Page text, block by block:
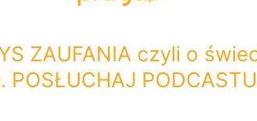
ZAUFANIA czyli o